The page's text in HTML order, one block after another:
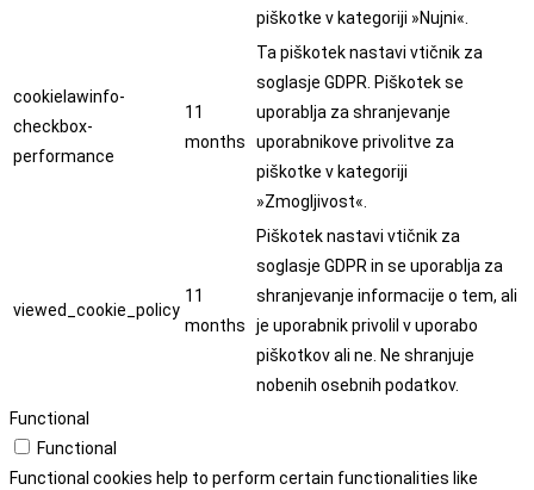
piškotke v kategoriji »Nujni«.
cookielawinfo-
checkbox-
performance
11
months
Ta piškotek nastavi vtičnik za
soglasje GDPR. Piškotek se
uporablja za shranjevanje
uporabnikove privolitve za
piškotke v kategoriji
»Zmogljivost«.
viewed_cookie_policy
11
months
Piškotek nastavi vtičnik za
soglasje GDPR in se uporablja za
shranjevanje informacije o tem, ali
je uporabnik privolil v uporabo
piškotkov ali ne. Ne shranjuje
nobenih osebnih podatkov.
Functional
Functional
Functional cookies help to perform certain functionalities like